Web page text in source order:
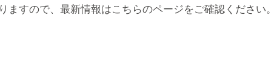
すので、最新情報はこちらのページをご確認ください。